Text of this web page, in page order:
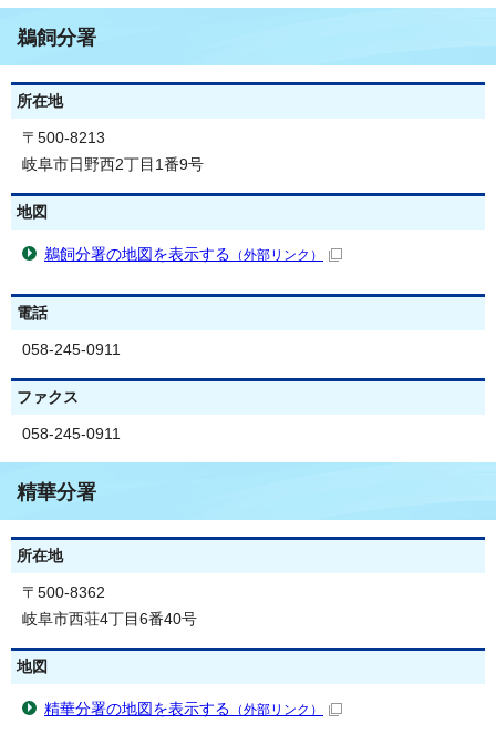
鵜飼分署
所在地
〒500-8213
岐阜市日野西2丁目1番9号
地図
鵜飼分署の地図を表示する （外部リンク）
電話
058-245-0911
ファクス
058-245-0911
精華分署
所在地
〒500-8362
岐阜市西荘4丁目6番40号
地図
精華分署の地図を表示する （外部リンク）